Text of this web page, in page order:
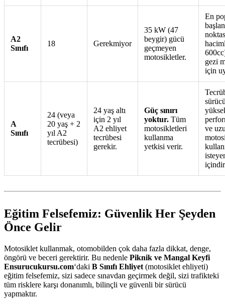
A2
Sınıfı
18 Gerekmiyor
35 kW (47
beygir) gücü
geçmeyen
motosikletler.
En
gezi
için
A
Sınıfı
24 (veya
20 yaş + 2
yıl A2
tecrübesi)
24 yaş altı
için 2 yıl
A2 ehliyet
tecrübesi
gerekir.
Güç sınırı
yoktur. Tüm
motosikletleri
kullanma
yetkisi verir.
ve
Eğitim Felsefemiz: Güvenlik Her Şeyden
Önce Gelir
Motosiklet kullanmak, otomobilden çok daha fazla dikkat, denge,
öngörü ve beceri gerektirir. Bu nedenle Piknik ve Mangal Keyfi
Ensurucukursu.com‘daki B Sınıfı Ehliyet (motosiklet ehliyeti)
eğitim felsefemiz, sizi sadece sınavdan geçirmek değil, sizi trafikteki
tüm risklere karşı donanımlı, bilinçli ve güvenli bir sürücü
yapmaktır.